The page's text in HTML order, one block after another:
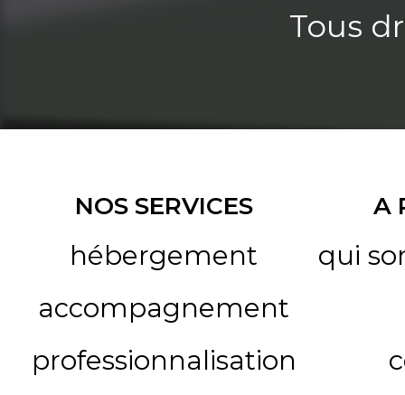
Tous
NOS SERVICES
hébergement
accompagnement
professionnalisation
A
qui